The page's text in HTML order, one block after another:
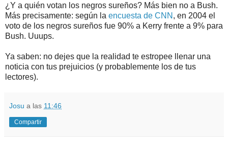
¿Y a quién votan los negros sureños? Más bien no a Bush.
Más precisamente: según la encuesta de CNN , en 2004 el
voto de los negros sureños fue 90% a Kerry frente a 9% para
Bush. Uuups.
Ya saben: no dejes que la realidad te estropee llenar una
noticia con tus prejuicios (y probablemente los de tus
lectores).
Josu a las 11:46
Compartir